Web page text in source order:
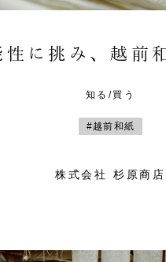
に挑み、越前
知る/買う
#越前和紙
株式会社 杉原商店